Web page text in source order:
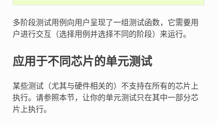
多阶段测试用例向用户呈现了一组测试函数，它需要用
户进行交互（选择用例并选择不同的阶段）来运行。
应用于不同芯片的单元测试
某些测试（尤其与硬件相关的）不支持在所有的芯片上
执行。请参照本节，让你的单元测试只在其中一部分芯
片上执行。